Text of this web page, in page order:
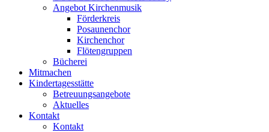
Angebot Kirchenmusik
Förderkreis
Posaunenchor
Kirchenchor
Flötengruppen
Bücherei
Mitmachen
Kindertagesstätte
Betreuungsangebote
Aktuelles
Kontakt
Kontakt